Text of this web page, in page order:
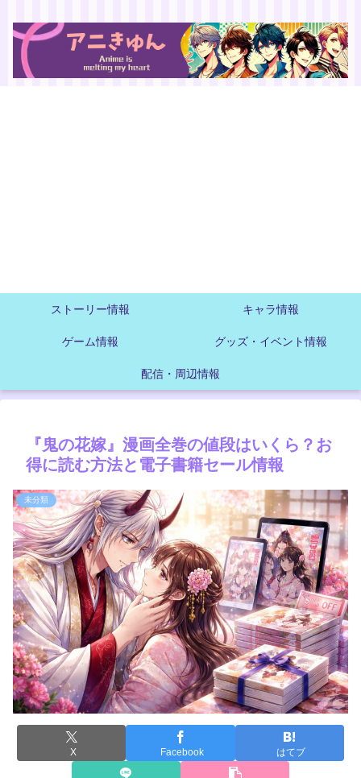
ストーリー情報 キャラ情報
ゲーム情報 グッズ・イベント情報
配信・周辺情報
『鬼の花嫁』漫画全巻の値段はいくら？お
得に読む方法と電子書籍セール情報
未分類
X Facebook はてブ